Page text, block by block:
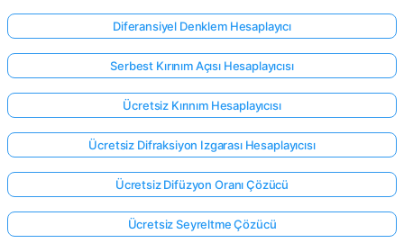
Diferansiyel Denklem Hesaplayıcı
Serbest Kırınım Açısı Hesaplayıcısı
Ücretsiz Kırınım Hesaplayıcısı
Ücretsiz Difraksiyon Izgarası Hesaplayıcısı
Ücretsiz Difüzyon Oranı Çözücü
Ücretsiz Seyreltme Çözücü